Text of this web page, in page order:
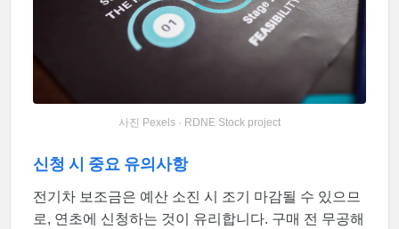
사진 Pexels · RDNE Stock project
신청 시 중요 유의사항
전기차 보조금은 예산 소진 시 조기 마감될 수 있으므
로, 연초에 신청하는 것이 유리합니다. 구매 전 무공해